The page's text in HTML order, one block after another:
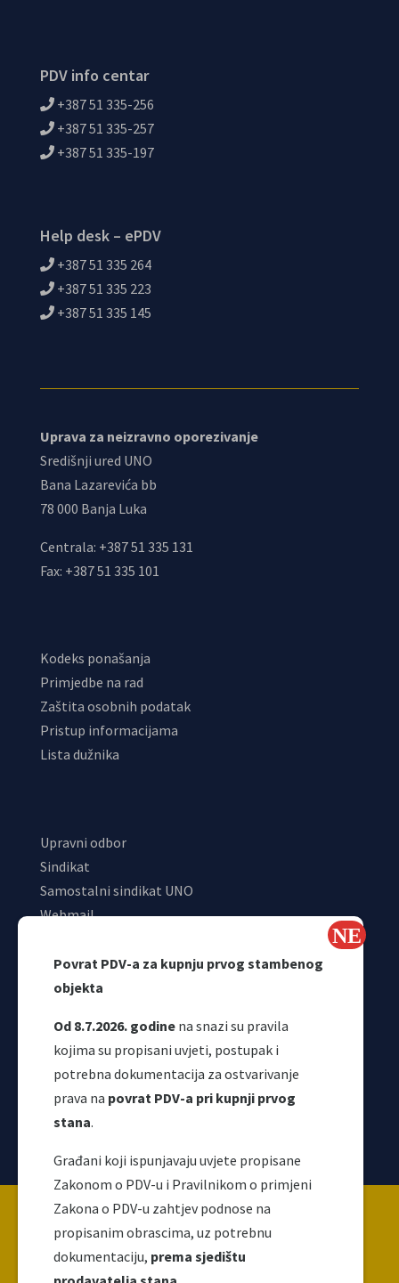
Povrat PDV-a za kupnju prvog stambenog
objekta
Od 8.7.2026. godine na snazi su pravila
kojima su propisani uvjeti, postupak i
potrebna dokumentacija za ostvarivanje
prava na povrat PDV-a pri kupnji prvog
stana.
Građani koji ispunjavaju uvjete propisane
Zakonom o PDV-u i Pravilnikom o primjeni
Zakona o PDV-u zahtjev podnose na
propisanim obrascima, uz potrebnu
dokumentaciju, prema sjedištu
PDV info centar
+387 51 335-256
+387 51 335-257
+387 51 335-197
Help desk – ePDV
+387 51 335 264
+387 51 335 223
+387 51 335 145
Uprava za neizravno oporezivanje
Središnji ured UNO
Bana Lazarevića bb
78 000 Banja Luka
Centrala: +387 51 335 131
Fax: +387 51 335 101
Kodeks ponašanja
Primjedbe na rad
Zaštita osobnih podatak
Pristup informacijama
Lista dužnika
Upravni odbor
Sindikat
Samostalni sindikat UNO
Webmail
Korisni linkovi
Copyright ©2026 Uprava za indirektno / neizravno
oporezivanje BiH